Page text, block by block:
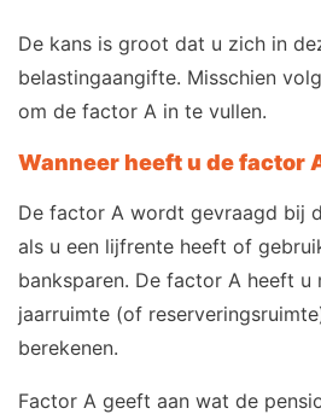
De kans is groot dat u zich in
belastingaangifte. Misschien
om de factor A in te vullen.
Wanneer heeft u de factor
De factor A wordt gevraagd bij
als u een lijfrente heeft of
banksparen. De factor A heeft
jaarruimte (of
berekenen.
Factor A geeft aan wat de